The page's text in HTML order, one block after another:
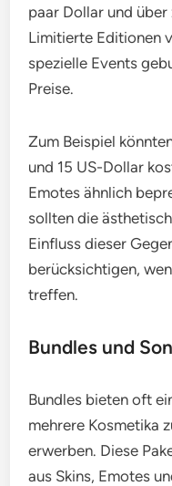
paar Dollar und
Limitierte Editionen
spezielle Events
Preise.
Zum Beispiel
und 15 US-Dollar
Emotes ähnlich
sollten die
Einfluss dieser
berücksichtigen,
treffen.
Bundles und
Bundles bieten oft
mehrere Kosmetika
erwerben. Diese
aus Skins, Emotes